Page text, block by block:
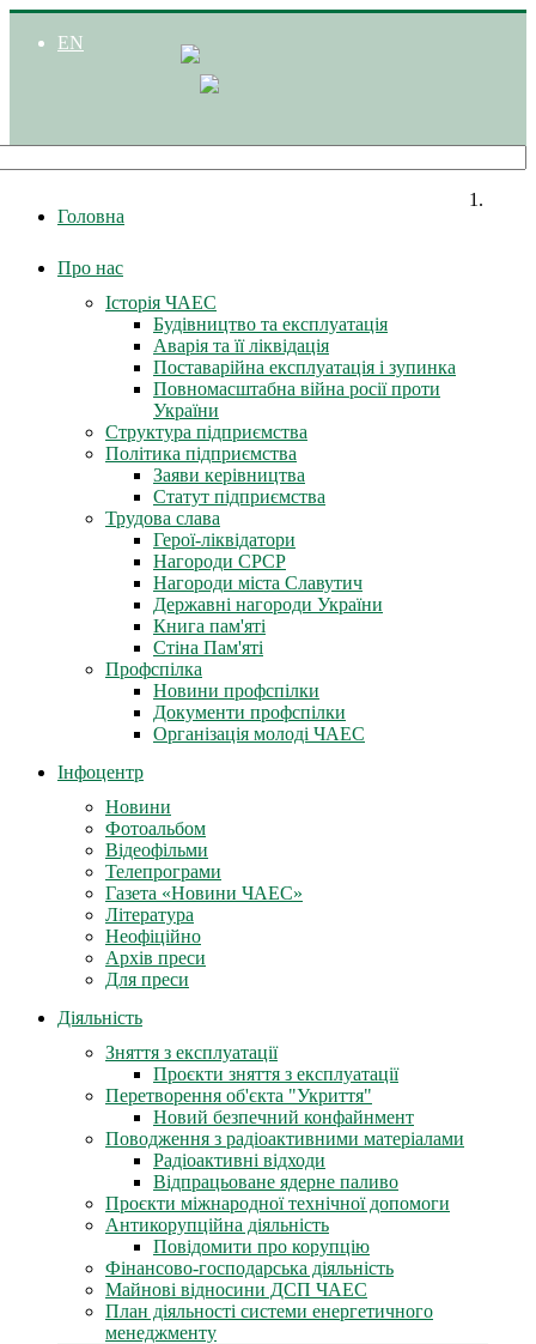
EN
Головна
Про нас
Історія ЧАЕС
Будівництво та експлуатація
Аварія та її ліквідація
Поставарійна експлуатація і зупинка
Повномасштабна війна росії проти
України
Структура підприємства
Політика підприємства
Заяви керівництва
Статут підприємства
Трудова слава
Герої-ліквідатори
Нагороди СРСР
Нагороди міста Славутич
Державні нагороди України
Книга пам'яті
Стіна Пам'яті
Профспілка
Новини профспілки
Документи профспілки
Організація молоді ЧАЕС
Інфоцентр
Новини
Фотоальбом
Відеофільми
Телепрограми
Газета «Новини ЧАЕС»
Література
Неофіційно
Архів преси
Для преси
Діяльність
Зняття з експлуатації
Проєкти зняття з експлуатації
Перетворення об'єкта "Укриття"
Новий безпечний конфайнмент
Поводження з радіоактивними матеріалами
Радіоактивні відходи
Відпрацьоване ядерне паливо
Проєкти міжнародної технічної допомоги
Антикорупційна діяльність
Повідомити про корупцію
Фінансово-господарська діяльність
Майнові відносини ДСП ЧАЕС
План діяльності системи енергетичного
менеджменту